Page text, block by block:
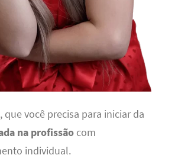
que você precisa para iniciar da
na profissãocom
individual.